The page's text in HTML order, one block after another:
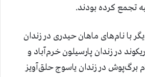
تجمع کرده بودند.
۴زندانی دیگر با نام‌های ماهان حیدری در زندان
در زندان پارسیلون خرم‌آباد و
برگ‌پوش در زندان یاسوج حلق‌آویز